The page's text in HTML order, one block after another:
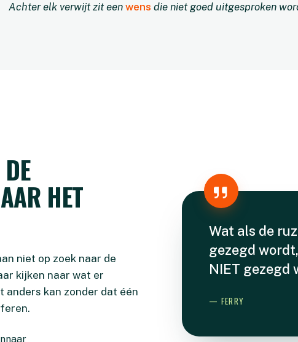
Achter elk verwijt zit een wens die niet goed uitgesproken
HET
niet op zoek naar de
kijken naar wat er
anders kan zonder dat één
Wat als de
gezegd
NIET gezegd
— FERRY